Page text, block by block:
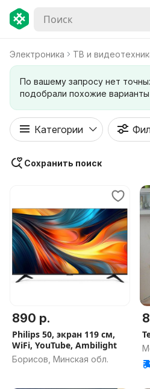
Электроника ТВ и
По вашему запросу нет
подобрали похожие варианты
Категории
Сохранить поиск
890 р.
Philips 50, экран 119 см,
WiFi, YouTube, Ambilight
Борисов, Минская обл.